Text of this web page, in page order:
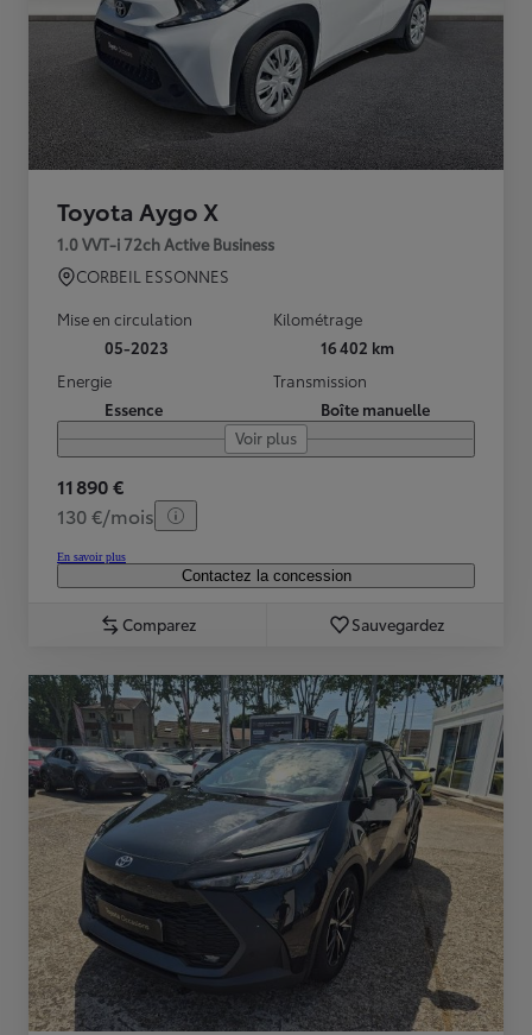
Toyota Aygo X
1.0 VVT-i 72ch Active Business
CORBEIL ESSONNES
Mise en circulation
05-2023
Kilométrage
16 402 km
Energie
Essence
Transmission
Boîte manuelle
Voir plus
11 890 €
130 €/mois
En savoir plus
Contactez la concession
Comparez Sauvegardez